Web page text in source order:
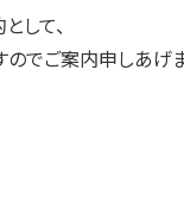
して、
でご案内申しあげま